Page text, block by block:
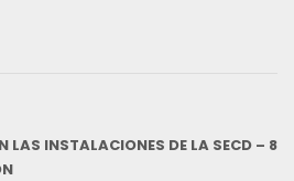
LAS INSTALACIONES DE LA SECD – 8